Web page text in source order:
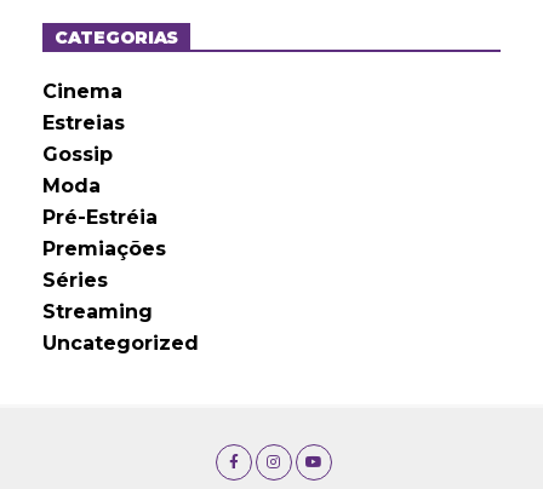
o
sCATEGORIAS
Cinema
Estreias
Gossip
Moda
Pré-Estréia
Premiações
Séries
Streaming
Uncategorized